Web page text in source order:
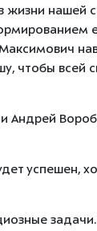
жизни нашей
чтобы
Андрей
успешен,